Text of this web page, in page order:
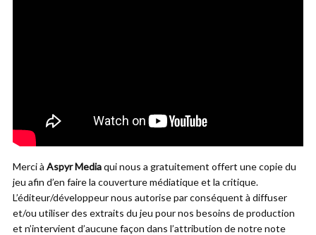
Merci à Aspyr Mediaqui nous a gratuitement offert une copie du
jeu afin d’en faire la couverture médiatique et la critique.
L’éditeur/développeur nous autorise par conséquent à diffuser
et/ou utiliser des extraits du jeu pour nos besoins de production
et n’intervient d’aucune façon dans l’attribution de notre note